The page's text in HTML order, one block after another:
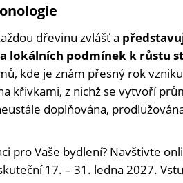
dřevinu zvlášť a
lokálních podmínek k růstu
kde je znám přesný rok
křivkami, z nichž se vytvoří
doplňována,
pro Vaše bydlení? Navštivte
17. – 31. ledna 2027.